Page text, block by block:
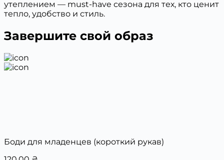
утеплением — must-have сезона для тех, кто ценит
тепло, удобство и стиль.
Завершите свой образ
Боди для младенцев (короткий рукав)